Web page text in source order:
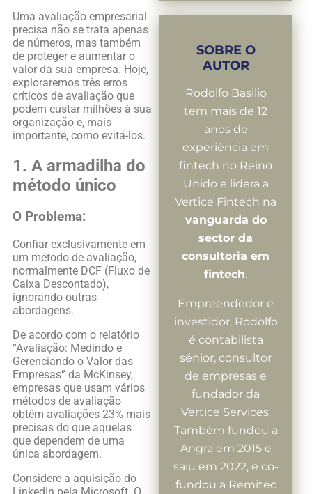
Uma avaliação empresarial
precisa não se trata apenas
de números, mas também
de proteger e aumentar o
valor da sua empresa. Hoje,
exploraremos três erros
críticos de avaliação que
podem custar milhões à sua
organização e, mais
importante, como evitá-los.
1. A armadilha do
método único
O Problema:
Confiar exclusivamente em
um método de avaliação,
normalmente DCF (Fluxo de
Caixa Descontado),
ignorando outras
abordagens.
De acordo com o relatório
“Avaliação: Medindo e
Gerenciando o Valor das
Empresas” da McKinsey,
empresas que usam vários
métodos de avaliação
obtêm avaliações 23% mais
precisas do que aquelas
que dependem de uma
única abordagem.
Considere a aquisição do
LinkedIn pela Microsoft. O
SOBRE O
AUTOR
Rodolfo Basilio
tem mais de 12
anos de
experiência em
fintech no Reino
Unido e lidera a
Vertice Fintech na
vanguarda do
sector da
consultoria em
fintech.
Empreendedor e
investidor, Rodolfo
é contabilista
sénior, consultor
de empresas e
fundador da
Vertice Services.
Também fundou a
Angra em 2015 e
saiu em 2022, e co-
fundou a Remitec